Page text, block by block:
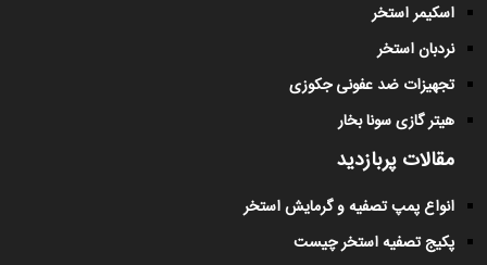
اسکیمر استخر
نردبان استخر
تجهیزات ضد عفونی جکوزی
هیتر گازی سونا بخار
مقالات پربازدید
انواع پمپ تصفیه و گرمایش استخر
پکیج تصفیه استخر چیست